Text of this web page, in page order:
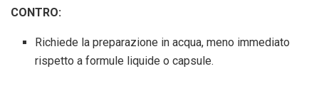
CONTRO:
Richiede la preparazione in acqua, meno immediato
rispetto a formule liquide o capsule.